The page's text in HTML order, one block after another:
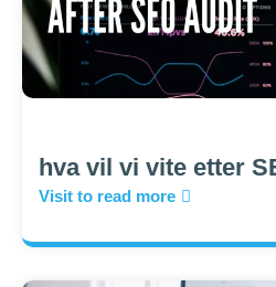
hva vil vi vite etter
Visit to read more